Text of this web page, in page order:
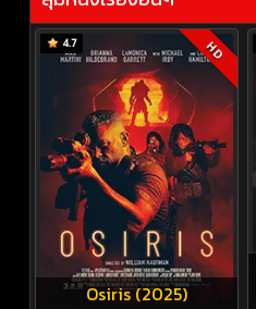
Osiris (2025)
4.7 HD